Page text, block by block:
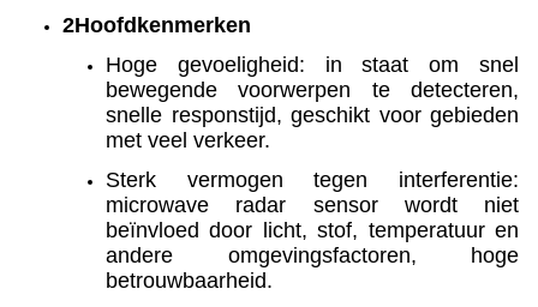
2Hoofdkenmerken
Hoge gevoeligheid: in staat om snel
bewegende voorwerpen te detecteren,
snelle responstijd, geschikt voor gebieden
met veel verkeer.
Sterk vermogen tegen interferentie:
microwave radar sensor wordt niet
beïnvloed door licht, stof, temperatuur en
andere omgevingsfactoren, hoge
betrouwbaarheid.